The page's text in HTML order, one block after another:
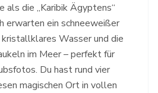
als die „Karibik Ägyptens“
erwarten ein schneeweißer
Wasser und die
im Meer – perfekt für
Du hast rund vier
magischen Ort in vollen